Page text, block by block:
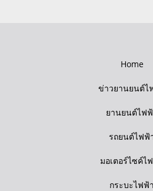
Home
ข่าวยานยนต์ไ
ยานยนต์ไฟ
รถยนต์ไฟฟ้
มอเตอร์ไซค์ไ
กระบะไฟฟ้า